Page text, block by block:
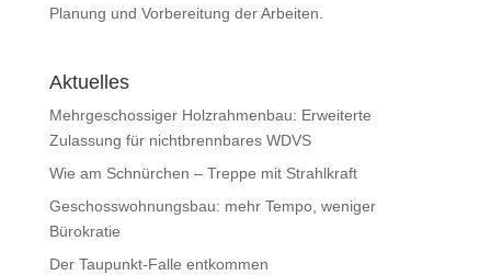
Planung und Vorbereitung der Arbeiten.
Aktuelles
Mehrgeschossiger Holzrahmenbau: Erweiterte
Zulassung für nichtbrennbares WDVS
Wie am Schnürchen – Treppe mit Strahlkraft
Geschosswohnungsbau: mehr Tempo, weniger
Bürokratie
Der Taupunkt-Falle entkommen